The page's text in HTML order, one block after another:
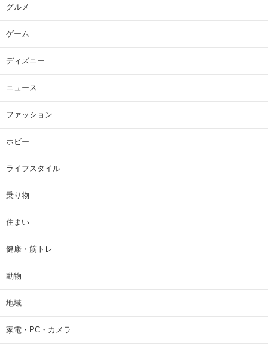
グルメ
ゲーム
ディズニー
ニュース
ファッション
ホビー
ライフスタイル
乗り物
住まい
健康・筋トレ
動物
地域
家電・PC・カメラ